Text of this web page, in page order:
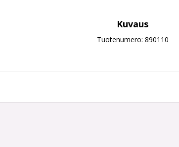
Kuvaus
Tuotenumero: 890110